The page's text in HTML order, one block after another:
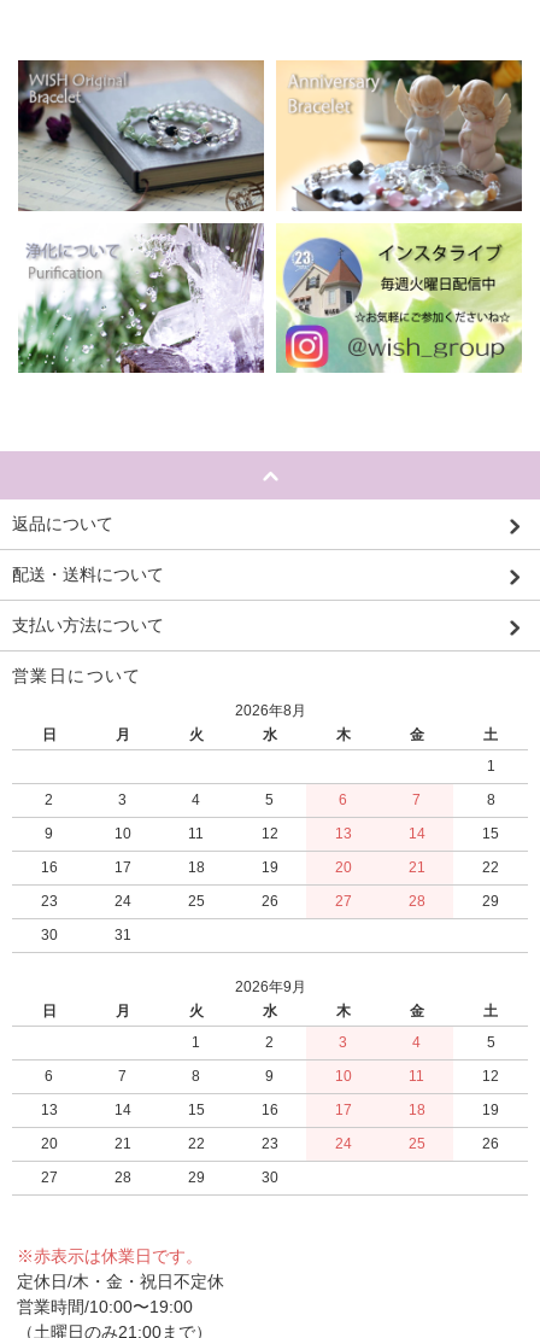
返品について
配送・送料について
支払い方法について
営業日について
2026年8月
日
月 火 水 木 金
土
1
2
3 4 5 6 7
8
9
10 11 12 13 14
15
16
17 18 19 20 21
22
23
24 25 26 27 28
29
30
31
2026年9月
日
月 火 水 木 金
土
1
2 3 4
5
6
7 8 9 10 11
12
13
14 15 16 17 18
19
20
21 22 23 24 25
26
27
28 29 30
※赤表示は休業日です。
定休日/木・金・祝日不定休
営業時間/10:00〜19:00
（土曜日のみ21:00まで）